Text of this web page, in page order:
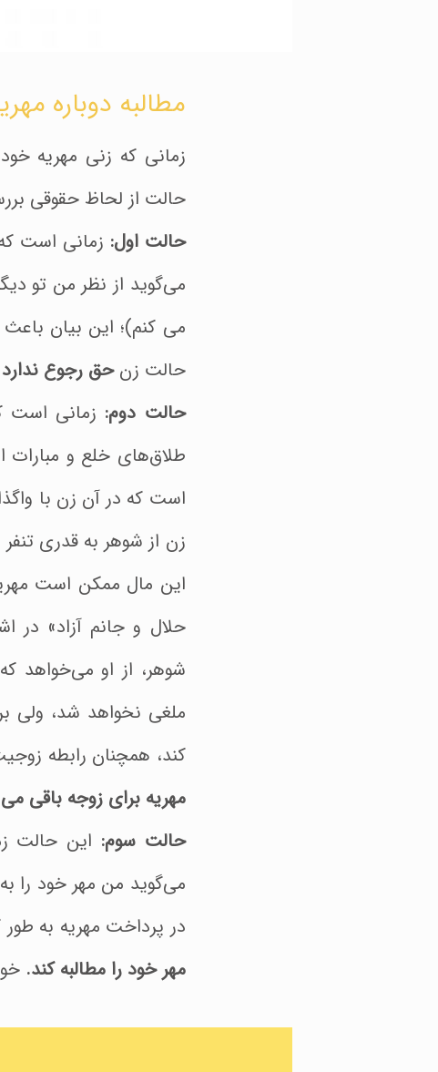
مطالبه دوباره
زمانی که زنی مهریه
حالت از لحاظ حقوقی
حالت اول: زمانی است
می‌گوید از نظر من تو
می کنم)؛ این بیان
حالت زنحق رجوع ندارد
حالت دوم: زمانی است
طلاق‌های خلع و مبارات
است که در آن زن با
زن از شوهر به قدری
این مال ممکن است
حلال و جانم آزاد» در
شوهر، از او می‌خواهد
ملغی نخواهد شد، ولی
کند، همچنان رابطه
مهریه برای زوجه باقی
حالت سوم: این حالت
می‌گوید من مهر خود را
در پرداخت مهریه به
مهر خود را مطالبه کند.